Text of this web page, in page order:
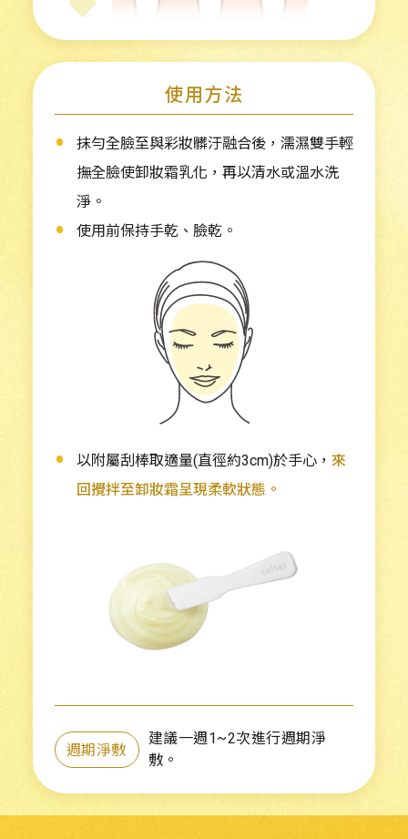
使用方法
抹勻全臉至與彩妝髒汙融合後， 濡濕雙手輕
撫全臉使卸妝霜乳化， 再以清水或溫水洗
淨。
使用前保持手乾、臉乾。
以附屬刮棒取適量(直徑約3cm)於手心， 來
回攪拌至卸妝霜呈現柔軟狀態。
週期淨敷
建議一週1~2次進行週期淨
敷。